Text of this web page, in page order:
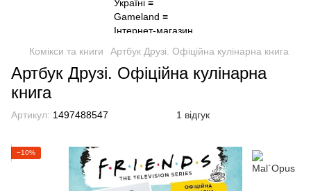
Комікси та книги Артбук Друзі. Офіційна кулінарна книга
Артбук Друзі. Офіційна кулінарна
книга
Артикул: 1497488547 1 відгук
−10%